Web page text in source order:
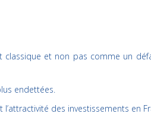
classique et non pas comme un
endettées.
des investissements en